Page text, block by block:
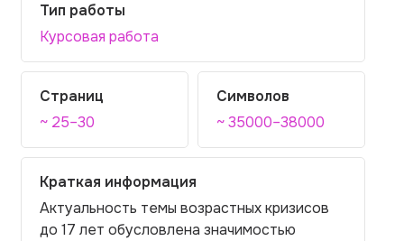
Отзывы
Тип работы
Курсовая работа
Страниц
~ 25–30
Символов
~ 35000–38000
Краткая информация
Актуальность темы возрастных кризисов
до 17 лет обусловлена значимостью